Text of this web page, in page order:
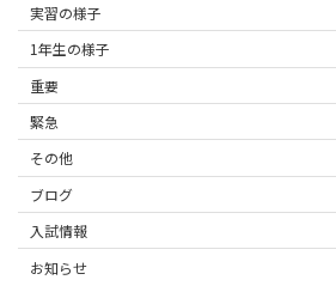
実習の様子
1年生の様子
重要
緊急
その他
ブログ
入試情報
お知らせ